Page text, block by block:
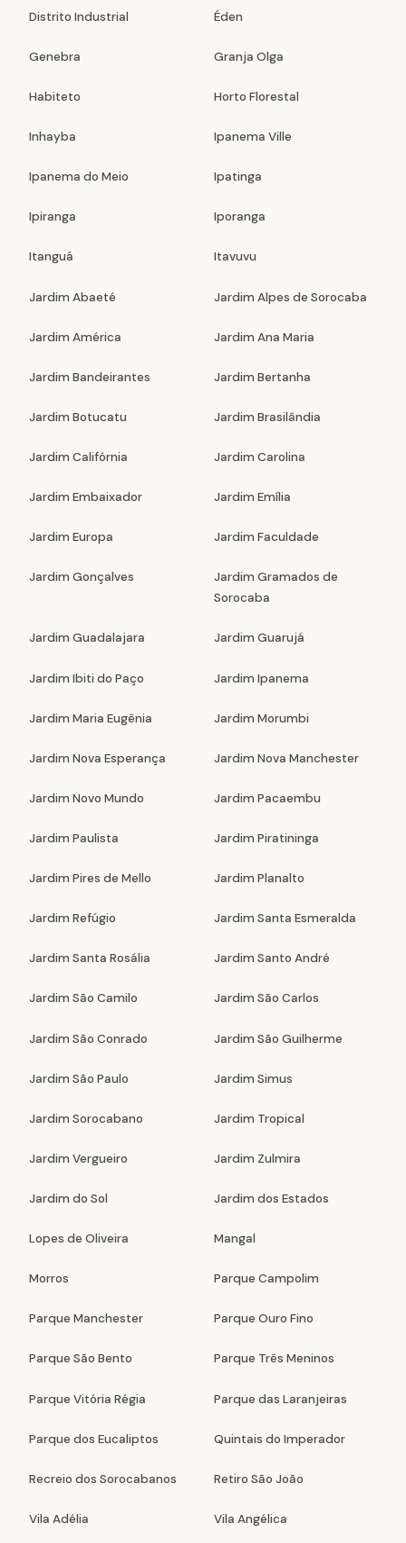
Distrito Industrial Éden
Genebra Granja Olga
Habiteto Horto Florestal
Inhayba Ipanema Ville
Ipanema do Meio Ipatinga
Ipiranga Iporanga
Itanguá Itavuvu
Jardim Abaeté Jardim Alpes de Sorocaba
Jardim América Jardim Ana Maria
Jardim Bandeirantes Jardim Bertanha
Jardim Botucatu Jardim Brasilândia
Jardim Califórnia Jardim Carolina
Jardim Embaixador Jardim Emília
Jardim Europa Jardim Faculdade
Jardim Gonçalves
Jardim Gramados de
Sorocaba
Jardim Guadalajara Jardim Guarujá
Jardim Ibiti do Paço Jardim Ipanema
Jardim Maria Eugênia Jardim Morumbi
Jardim Nova Esperança Jardim Nova Manchester
Jardim Novo Mundo Jardim Pacaembu
Jardim Paulista Jardim Piratininga
Jardim Pires de Mello Jardim Planalto
Jardim Refúgio Jardim Santa Esmeralda
Jardim Santa Rosália Jardim Santo André
Jardim São Camilo Jardim São Carlos
Jardim São Conrado Jardim São Guilherme
Jardim São Paulo Jardim Simus
Jardim Sorocabano Jardim Tropical
Jardim Vergueiro Jardim Zulmira
Jardim do Sol Jardim dos Estados
Lopes de Oliveira Mangal
Morros Parque Campolim
Parque Manchester Parque Ouro Fino
Parque São Bento Parque Três Meninos
Parque Vitória Régia Parque das Laranjeiras
Parque dos Eucaliptos Quintais do Imperador
Recreio dos Sorocabanos Retiro São João
Vila Adélia Vila Angélica